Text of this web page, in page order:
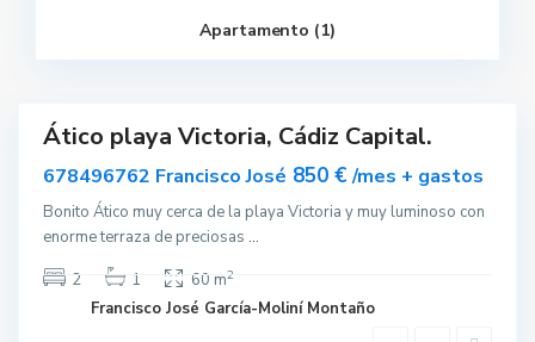
Apartamento (1)
Ático playa Victoria, Cádiz Capital.
678496762 Francisco José 850 €/mes + gastos
Bonito Ático muy cerca de la playa Victoria y muy luminoso con
enorme terraza de preciosas ...
2
1 60 m2
Francisco José García-Moliní Montaño